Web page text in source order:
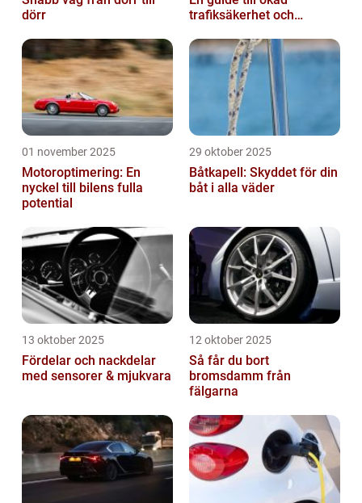
dörr
trafiksäkerhet och
01 november 2025
Motoroptimering: En
nyckel till bilens fulla
potential
29 oktober 2025
Båtkapell: Skyddet för din
båt i alla väder
13 oktober 2025
Fördelar och nackdelar
med sensorer & mjukvara
12 oktober 2025
Så får du bort
bromsdamm från
fälgarna